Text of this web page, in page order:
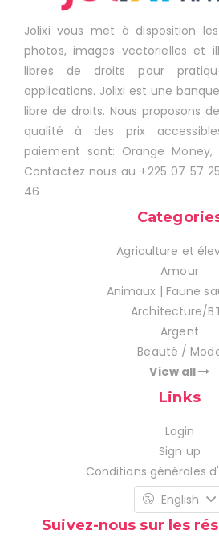
Jolixi vous met à disposition
photos, images vectorielles et
libres de droits pour
applications. Jolixi est une
libre de droits. Nous proposons
qualité à des prix
paiement sont: Orange Money,
Contactez nous au +225 07 57
46
Agriculture et
Amour
Animaux | Faune
Architecture/
Argent
Beauté /
View all
Links
Login
Sign up
Conditions générales
English
Suivez-nous sur les